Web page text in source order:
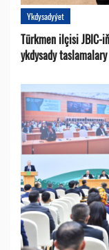
Ykdysadyýet
Türkmen ilçisi JBIC-
ykdysady